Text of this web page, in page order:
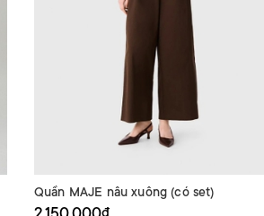
Quần MAJE nâu xuông (có set)